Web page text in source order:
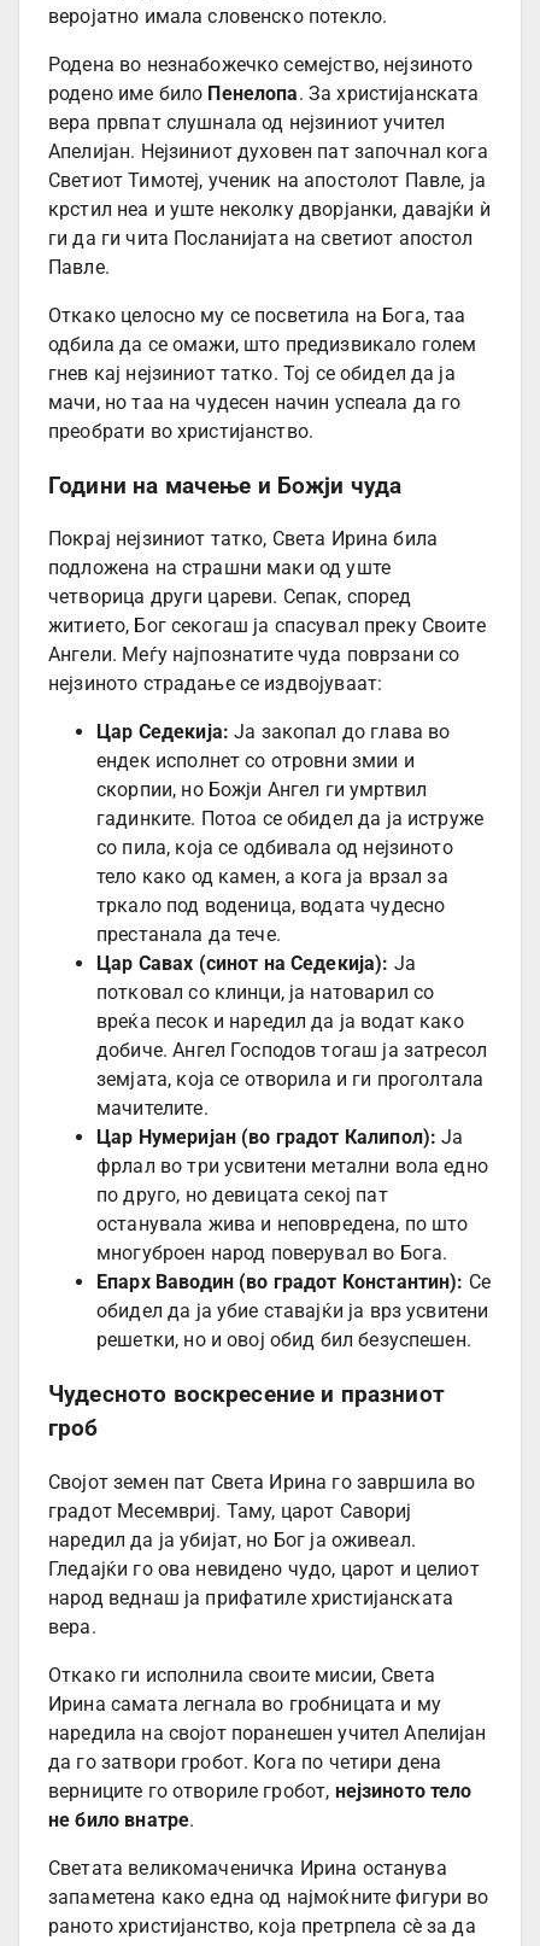
веројатно имала словенско потекло.
Родена во незнабожечко семејство, нејзиното
родено име било Пенелопа. За христијанската
вера првпат слушнала од нејзиниот учител
Апелијан. Нејзиниот духовен пат започнал кога
Светиот Тимотеј, ученик на апостолот Павле, ја
крстил неа и уште неколку дворјанки, давајќи ѝ
ги да ги чита Посланијата на светиот апостол
Павле.
Откако целосно му се посветила на Бога, таа
одбила да се омажи, што предизвикало голем
гнев кај нејзиниот татко. Тој се обидел да ја
мачи, но таа на чудесен начин успеала да го
преобрати во христијанство.
Години на мачење и Божји чуда
Покрај нејзиниот татко, Света Ирина била
подложена на страшни маки од уште
четворица други цареви. Сепак, според
житието, Бог секогаш ја спасувал преку Своите
Ангели. Меѓу најпознатите чуда поврзани со
нејзиното страдање се издвојуваат:
Цар Седекија: Ја закопал до глава во
ендек исполнет со отровни змии и
скорпии, но Божји Ангел ги умртвил
гадинките. Потоа се обидел да ја иструже
со пила, која се одбивала од нејзиното
тело како од камен, а кога ја врзал за
тркало под воденица, водата чудесно
престанала да тече.
Цар Савах (синот на Седекија): Ја
потковал со клинци, ја натоварил со
вреќа песок и наредил да ја водат како
добиче. Ангел Господов тогаш ја затресол
земјата, која се отворила и ги проголтала
мачителите.
Цар Нумеријан (во градот Калипол): Ја
фрлал во три усвитени метални вола едно
по друго, но девицата секој пат
останувала жива и неповредена, по што
многуброен народ поверувал во Бога.
Епарх Ваводин (во градот Константин): Се
обидел да ја убие ставајќи ја врз усвитени
решетки, но и овој обид бил безуспешен.
Чудесното воскресение и празниот
гроб
Својот земен пат Света Ирина го завршила во
градот Месемвриј. Таму, царот Савориј
наредил да ја убијат, но Бог ја оживеал.
Гледајќи го ова невидено чудо, царот и целиот
народ веднаш ја прифатиле христијанската
вера.
Откако ги исполнила своите мисии, Света
Ирина самата легнала во гробницата и му
наредила на својот поранешен учител Апелијан
да го затвори гробот. Кога по четири дена
верниците го отвориле гробот, нејзиното тело
не било внатре.
Светата великомаченичка Ирина останува
запаметена како една од најмоќните фигури во
раното христијанство, која претрпела сè за да